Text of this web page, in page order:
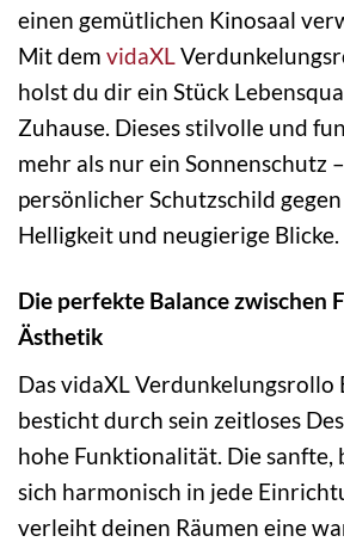
einen gemütlichen Kinosaal
Mit dem vidaXL
holst du dir ein Stück
Zuhause. Dieses stilvolle und
mehr als nur ein Sonnenschutz
persönlicher Schutzschild
Helligkeit und neugierige Blicke.
Die perfekte Balance zwischen
Ästhetik
Das vidaXL Verdunkelungsrollo
besticht durch sein zeitloses
hohe Funktionalität. Die sanfte,
sich harmonisch in jede
verleiht deinen Räumen eine